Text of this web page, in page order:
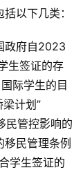
以下几类：
政府自2023
生签证的存
际学生的目
计划”
民管控影响的
民管理条例
学生签证的